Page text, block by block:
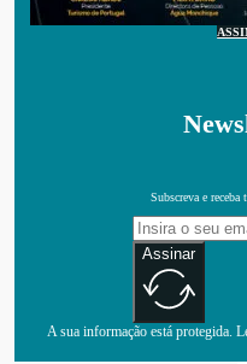
Subscreva e receba
Assinar
A sua informação está protegida.